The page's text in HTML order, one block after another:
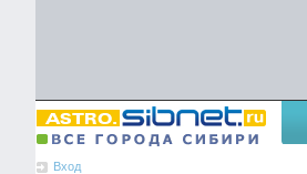
Вход